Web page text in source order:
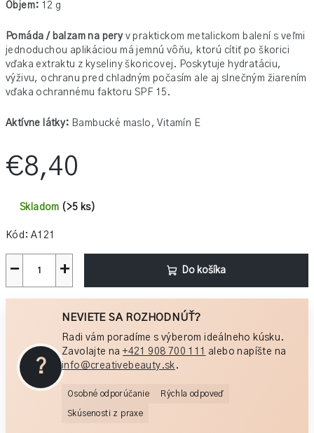
Objem: 12 g
Pomáda / balzam na peryv praktickom metalickom balení s veľmi
jednoduchou aplikáciou má jemnú vôňu, ktorú cítiť po škorici
vďaka extraktu z kyseliny škoricovej. Poskytuje hydratáciu,
výživu, ochranu pred chladným počasím ale aj slnečným žiarením
vďaka ochrannému faktoru SPF 15.
Aktívne látky: Bambucké maslo, Vitamín E
€8,40
cena:Skladom (>5 ks)
Kód: A121
+
− Do košíka
?
NEVIETE SA ROZHODNÚŤ?
Radi vám poradíme s výberom ideálneho kúsku.
Zavolajte na+421 908 700 111
alebo napíšte na
info@creativebeauty.sk .
Osobné odporúčanie Rýchla odpoveď
Skúsenosti z praxe